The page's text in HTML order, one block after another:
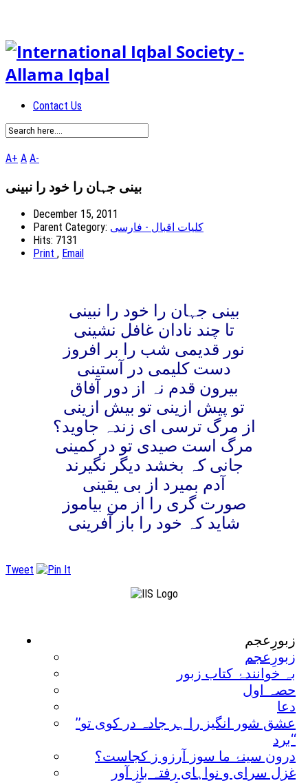
Contact Us
A+ A A-
بینی جہان را خود را نبینی
December 15, 2011
Parent Category: کلیات اقبال - فارسی
Hits: 7131
Print , Email
بینی جہان را خود را نبینی
تا چند نادان غافل نشینی
نور قدیمی شب را بر افروز
دست کلیمی در آستینی
بیرون قدم نہ از دور آفاق
تو پیش ازینی تو بیش ازینی
از مرگ ترسی ای زندہ جاوید؟
مرگ است صیدی تو در کمینی
جانی کہ بخشد دیگر نگیرند
آدم بمیرد از بی یقینی
صورت گری را از من بیاموز
شاید کہ خود را باز آفرینی
Tweet
زبورِعجم
زبورِعجم
بہ خوانندۂ کتاب زبور
حصہ اول
دعا
’’عشق شور انگیز را ہر جادہ در کوی تو
برد‘‘
درون سینۂ ما سوز آرزو ز کجاست؟
غزل سرای و نواہای رفتہ باز آور